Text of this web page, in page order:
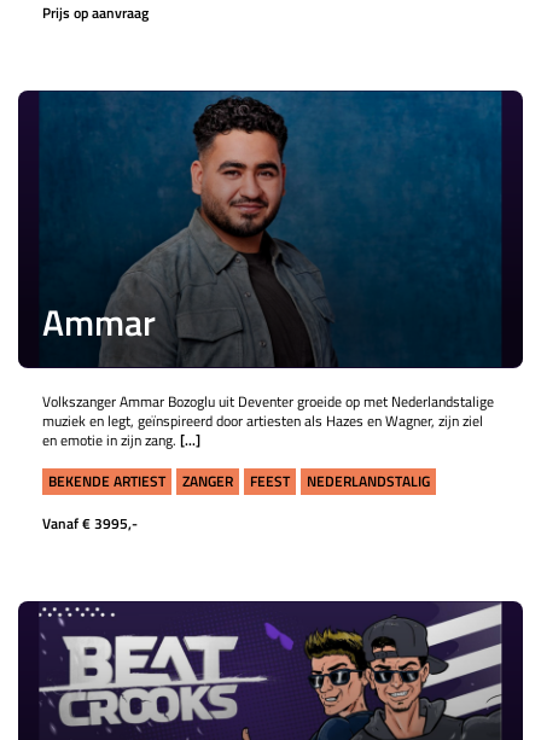
Prijs op aanvraag
Ammar
Volkszanger Ammar Bozoglu uit Deventer groeide op met Nederlandstalige
muziek en legt, geïnspireerd door artiesten als Hazes en Wagner, zijn ziel
en emotie in zijn zang. [...]
BEKENDE ARTIEST
ZANGER FEEST
NEDERLANDSTALIG
Vanaf € 3995,-